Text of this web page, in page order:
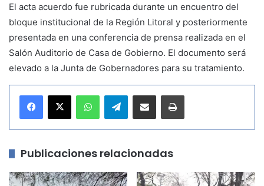
El acta acuerdo fue rubricada durante un encuentro del
bloque institucional de la Región Litoral y posteriormente
presentada en una conferencia de prensa realizada en el
Salón Auditorio de Casa de Gobierno. El documento será
elevado a la Junta de Gobernadores para su tratamiento.
Telegram
Publicaciones relacionadas